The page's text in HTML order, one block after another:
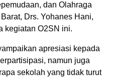
dan Olahraga
Drs. Yohanes Hani,
kegiatan O2SN ini.
apresiasi kepada
namun juga
sekolah yang tidak turut